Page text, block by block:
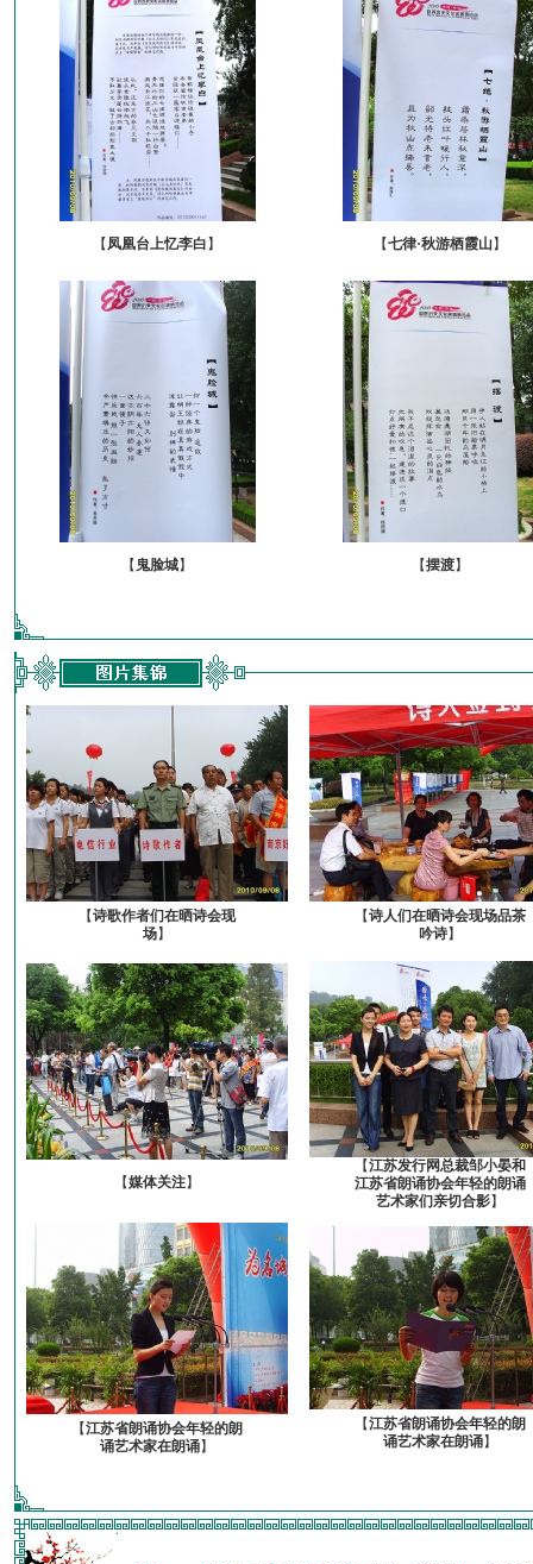
【 凤凰台上忆李白 】 【七律·秋游栖霞山】
【 鬼脸城】 【摆渡】
【诗歌作者们在晒诗会现
场】
【诗人们在晒诗会现场品茶
吟诗】
【媒体关注】
【江苏发行网总裁邹小晏和
江苏省朗诵协会年轻的朗诵
艺术家们亲切合影】
【江苏省朗诵协会年轻的朗
诵艺术家在朗诵】
【江苏省朗诵协会年轻的朗
诵艺术家在朗诵】